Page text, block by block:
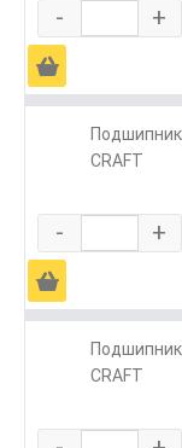
- +
Ä
CRAFT
- +
Ä
CRAFT